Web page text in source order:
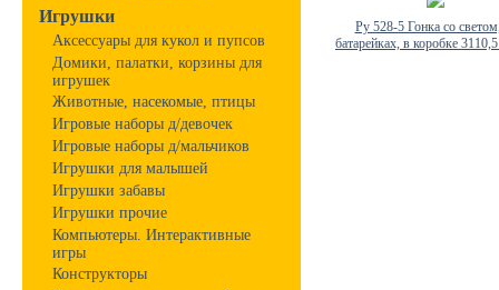
Игрушки
Аксессуары для кукол и пупсов
Домики, палатки, корзины для
игрушек
Животные, насекомые, птицы
Игровые наборы д/девочек
Игровые наборы д/мальчиков
Игрушки для малышей
Игрушки забавы
Игрушки прочие
Компьютеры. Интерактивные
игры
Конструкторы
Ру 528-5 Гонка со
батарейках, в коробке